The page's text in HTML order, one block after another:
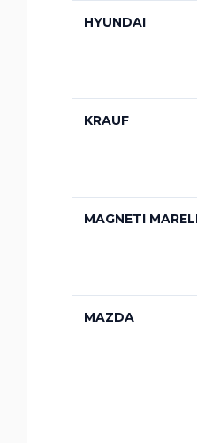
HYUNDAI
KRAUF
MAGNETI
MAZDA